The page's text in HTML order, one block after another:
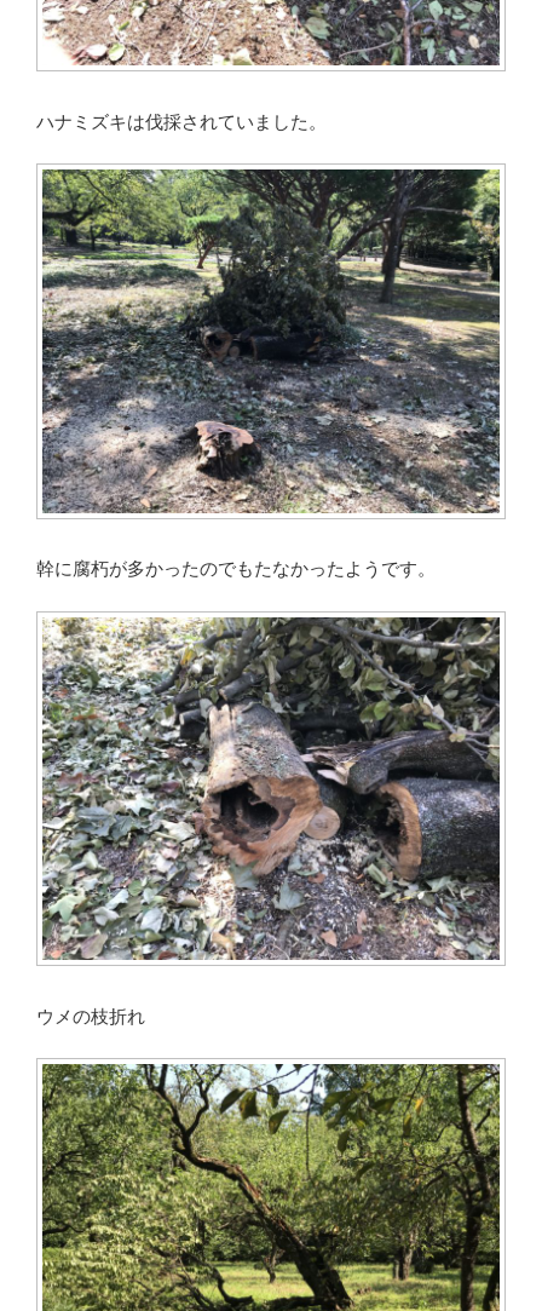
ハナミズキは伐採されていました。
幹に腐朽が多かったのでもたなかったようです。
ウメの枝折れ